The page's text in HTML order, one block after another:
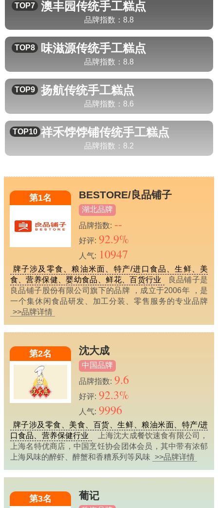
TOP7 澳丰园传统手工糕点
品牌指数： 8.8
TOP8 味滋源传统手工糕点
品牌指数： 8.8
TOP9 扬航传统手工糕点
品牌指数： 8.6
TOP10 祥禾饽饽铺传统手工糕点
品牌指数： 8.2
第1名 BESTORE/良品铺子
湖北品牌
品牌指数: --
好评: 92.9%
人气: 10947
牌子涉及零食、粮油米面、特产/进口食品、生鲜、美
食、营养保健、婴幼食品、鲜花、百货行业
良品铺子是
良品铺子股份有限公司旗下的品牌 ，成立于2006年 ，是
一个集休闲食品研发、加工分装、零售服务的专业品牌
>>品牌详情
第2名 沈大成
中国品牌
品牌指数: 9.6
好评: 92.3%
人气: 9996
牌子涉及零食、美食、百货、生鲜、粮油米面、特产/进
口食品、营养保健行业
上海沈大成餐饮速食有限公司，
上海名特优商店，中国烹饪协会团体会员，其中带有浓郁
上海风味的醉虾、醉蟹和香糟系列等风味 >>品牌详情
第3名 葡记